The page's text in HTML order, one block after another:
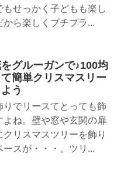
もせっかく子どもも楽し
ら楽しくプチプラ...
グルーガンで♪100均
簡単クリスマスリー
う
りでリースてとっても飾
よね。壁や窓や玄関の扉
リスマスツリーを飾り
ースが・・・。ツリ...